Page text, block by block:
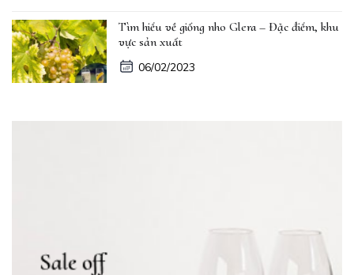
Tìm hiểu về giống nho Glera – Đặc điểm, khu
vực sản xuất
06/02/2023